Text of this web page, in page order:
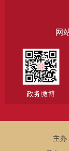
网
政务微博
主办